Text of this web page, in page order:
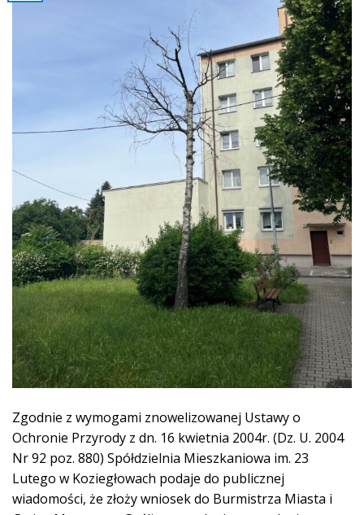
Zgodnie z wymogami znowelizowanej Ustawy o
Ochronie Przyrody z dn. 16 kwietnia 2004r. (Dz. U. 2004
Nr 92 poz. 880) Spółdzielnia Mieszkaniowa im. 23
Lutego w Koziegłowach podaje do publicznej
wiadomości, że złoży wniosek do Burmistrza Miasta i